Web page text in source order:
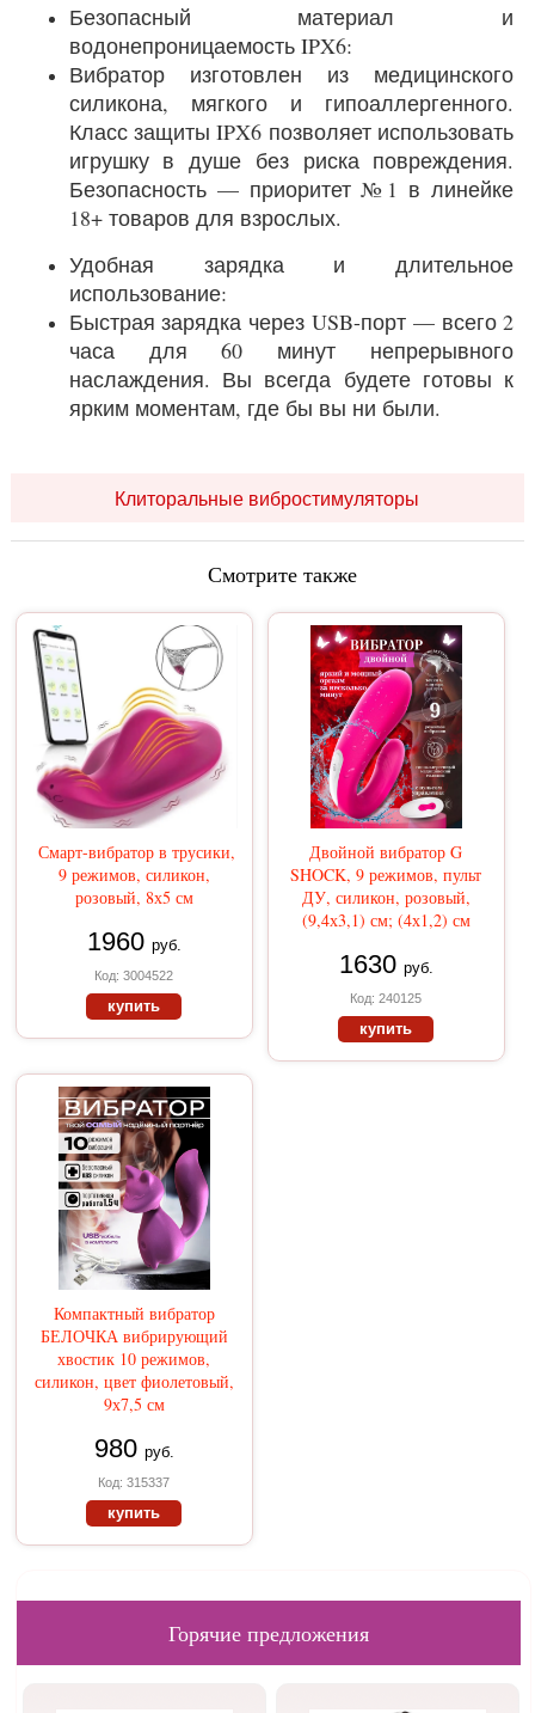
Безопасный материал и
водонепроницаемость IPX6:
Вибратор изготовлен из медицинского
силикона, мягкого и гипоаллергенного.
Класс защиты IPX6 позволяет использовать
игрушку в душе без риска повреждения.
Безопасность — приоритет №1 в линейке
18+ товаров для взрослых.
Удобная зарядка и длительное
использование:
Быстрая зарядка через USB-порт — всего 2
часа для 60 минут непрерывного
наслаждения. Вы всегда будете готовы к
ярким моментам, где бы вы ни были.
Клиторальные вибростимуляторы
Смотрите также
Смарт-вибратор в трусики,
9 режимов, силикон,
розовый, 8х5 см
1960 руб.
Код: 3004522
купить
Двойной вибратор G
SHOCK, 9 режимов, пульт
ДУ, силикон, розовый,
(9,4х3,1) см; (4х1,2) см
1630 руб.
Код: 240125
купить
Компактный вибратор
БЕЛОЧКА вибрирующий
хвостик 10 режимов,
силикон, цвет фиолетовый,
9х7,5 см
980 руб.
Код: 315337
купить
Горячие предложения